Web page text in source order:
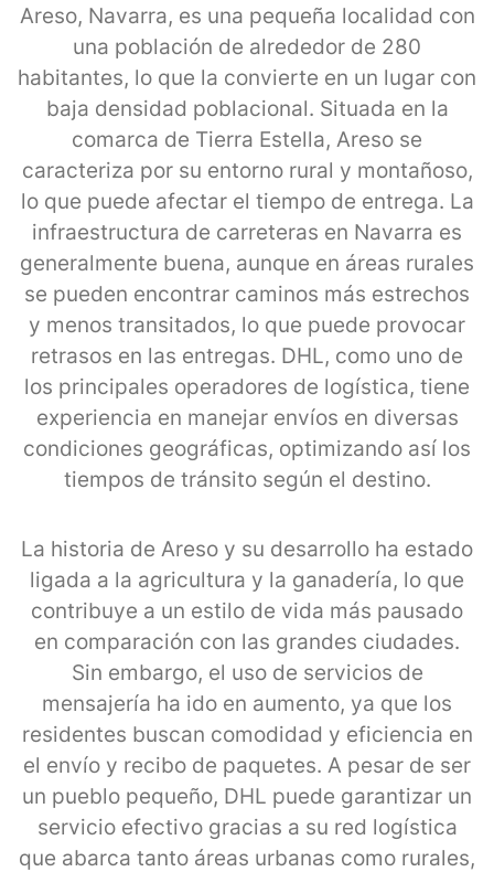
Areso, Navarra, es una pequeña localidad con
una población de alrededor de 280
habitantes, lo que la convierte en un lugar con
baja densidad poblacional. Situada en la
comarca de Tierra Estella, Areso se
caracteriza por su entorno rural y montañoso,
lo que puede afectar el tiempo de entrega. La
infraestructura de carreteras en Navarra es
generalmente buena, aunque en áreas rurales
se pueden encontrar caminos más estrechos
y menos transitados, lo que puede provocar
retrasos en las entregas. DHL, como uno de
los principales operadores de logística, tiene
experiencia en manejar envíos en diversas
condiciones geográficas, optimizando así los
tiempos de tránsito según el destino.
La historia de Areso y su desarrollo ha estado
ligada a la agricultura y la ganadería, lo que
contribuye a un estilo de vida más pausado
en comparación con las grandes ciudades.
Sin embargo, el uso de servicios de
mensajería ha ido en aumento, ya que los
residentes buscan comodidad y eficiencia en
el envío y recibo de paquetes. A pesar de ser
un pueblo pequeño, DHL puede garantizar un
servicio efectivo gracias a su red logística
que abarca tanto áreas urbanas como rurales,